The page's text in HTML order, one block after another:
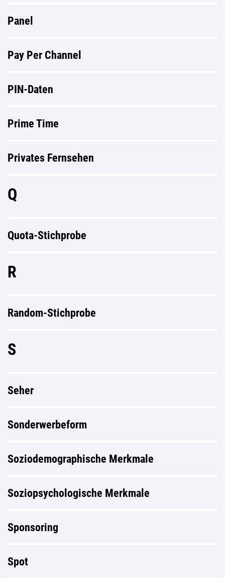
Panel
Pay Per Channel
PIN-Daten
Prime Time
Privates Fernsehen
Q
Quota-Stichprobe
R
Random-Stichprobe
S
Seher
Sonderwerbeform
Soziodemographische Merkmale
Soziopsychologische Merkmale
Sponsoring
Spot